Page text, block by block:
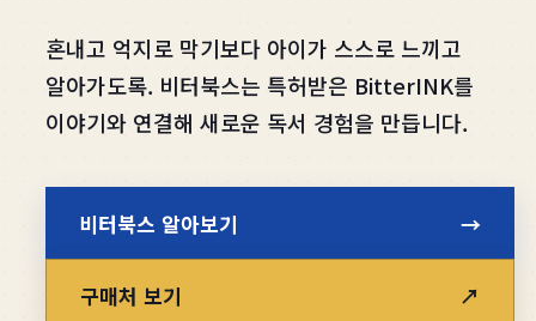
혼내고 억지로 막기보다 아이가 스스로 느끼고
알아가도록. 비터북스는 특허받은 BitterINK를
이야기와 연결해 새로운 독서 경험을 만듭니다.
비터북스 알아보기 →
구매처 보기 ↗